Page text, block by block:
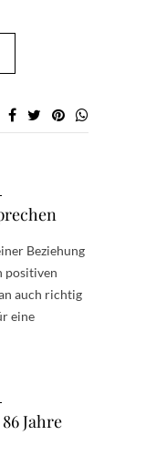
Beziehung
positiven
auch richtig
eine
Jahre